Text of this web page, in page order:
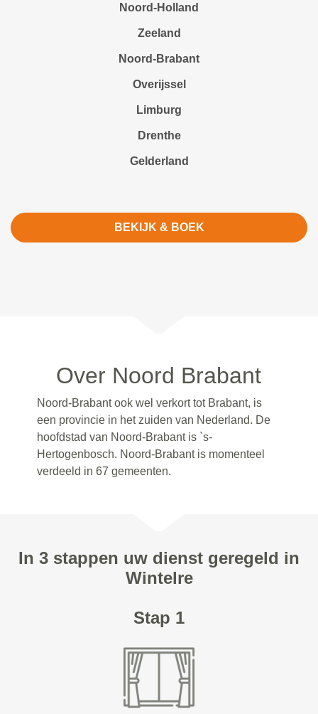
Noord-Holland
Zeeland
Noord-Brabant
Overijssel
Limburg
Drenthe
Gelderland
BEKIJK & BOEK
Over Noord Brabant
Noord-Brabant ook wel verkort tot Brabant, is
een provincie in het zuiden van Nederland. De
hoofdstad van Noord-Brabant is `s-
Hertogenbosch. Noord-Brabant is momenteel
verdeeld in 67 gemeenten.
In 3 stappen uw dienst geregeld in
Wintelre
Stap 1